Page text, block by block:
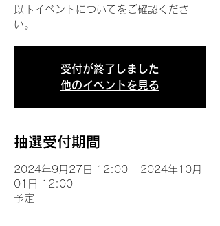
以下イベントについてをご確認くださ
い。
受付が終了しました
他のイベントを見る
抽選受付期間
2024年9月27日 12:00 – 2024年10月
01日 12:00
予定